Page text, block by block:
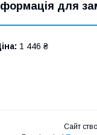
для
1 446 ₴
Сайт